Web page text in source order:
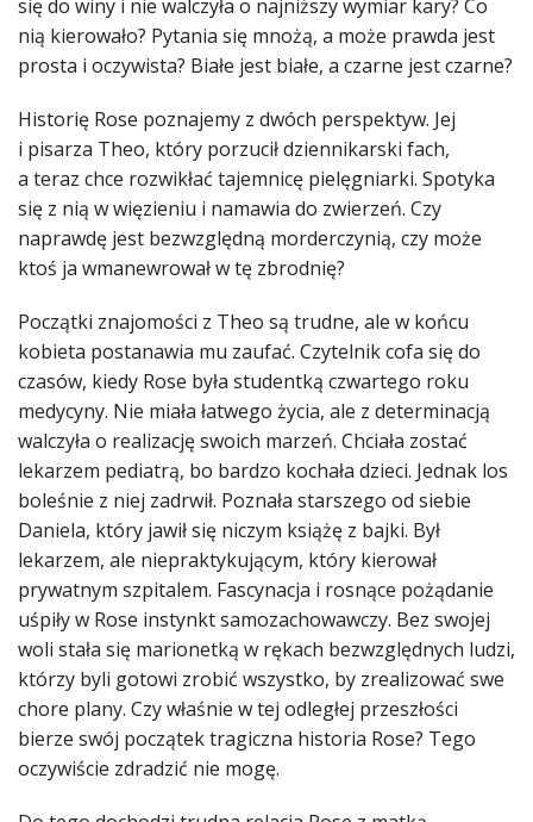
się do winy i nie walczyła o najniższy wymiar kary? Co
nią kierowało? Pytania się mnożą, a może prawda jest
prosta i oczywista? Białe jest białe, a czarne jest czarne?
Historię Rose poznajemy z dwóch perspektyw. Jej
i pisarza Theo, który porzucił dziennikarski fach,
a teraz chce rozwikłać tajemnicę pielęgniarki. Spotyka
się z nią w więzieniu i namawia do zwierzeń. Czy
naprawdę jest bezwzględną morderczynią, czy może
ktoś ja wmanewrował w tę zbrodnię?
Początki znajomości z Theo są trudne, ale w końcu
kobieta postanawia mu zaufać. Czytelnik cofa się do
czasów, kiedy Rose była studentką czwartego roku
medycyny. Nie miała łatwego życia, ale z determinacją
walczyła o realizację swoich marzeń. Chciała zostać
lekarzem pediatrą, bo bardzo kochała dzieci. Jednak los
boleśnie z niej zadrwił. Poznała starszego od siebie
Daniela, który jawił się niczym książę z bajki. Był
lekarzem, ale niepraktykującym, który kierował
prywatnym szpitalem. Fascynacja i rosnące pożądanie
uśpiły w Rose instynkt samozachowawczy. Bez swojej
woli stała się marionetką w rękach bezwzględnych ludzi,
którzy byli gotowi zrobić wszystko, by zrealizować swe
chore plany. Czy właśnie w tej odległej przeszłości
bierze swój początek tragiczna historia Rose? Tego
oczywiście zdradzić nie mogę.